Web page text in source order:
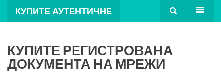
КУПИТЕ АУТЕНТИЧНЕ
КУПИТЕ РЕГИСТРОВАНА
ДОКУМЕНТА НА МРЕЖИ